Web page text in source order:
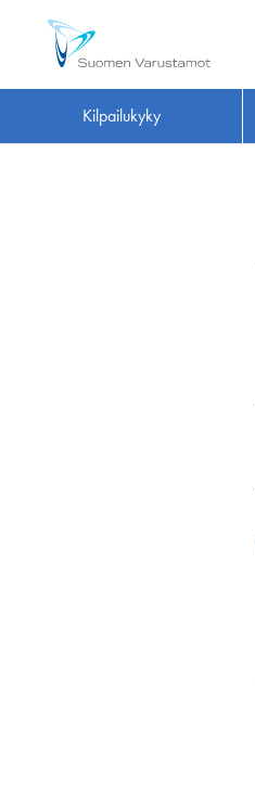
Kilpailukyky